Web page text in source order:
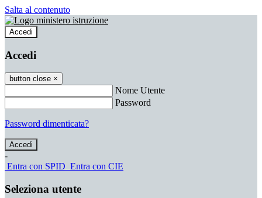
Salta al contenuto
Accedi
Accedi
button close ×
Nome Utente
Password
Password dimenticata?
-
Entra con SPID Entra con CIE
Seleziona utente